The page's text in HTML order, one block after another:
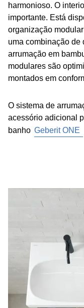
harmonioso. O
importante. Está
organização
uma combinação de
arrumação em
modulares são
montados em
O sistema de
acessório adicional
banho Geberit ONE